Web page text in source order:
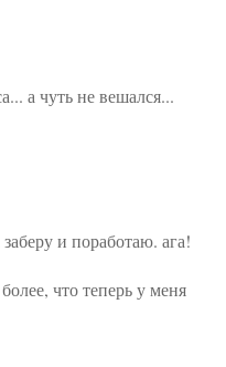
а чуть не вешался...
и поработаю. ага!
что теперь у меня